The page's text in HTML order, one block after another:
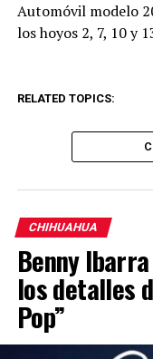
Automóvil modelo
los hoyos 2, 7, 10 y
RELATED TOPICS:
CHIHUAHUA
Benny
los detalles
Pop”